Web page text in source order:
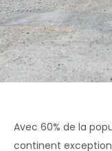
Avec 60% de la
continent